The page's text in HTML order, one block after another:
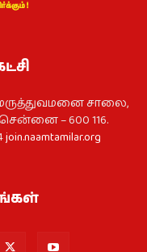
சாலை,
– 600 116.
join.naamtamilar.org